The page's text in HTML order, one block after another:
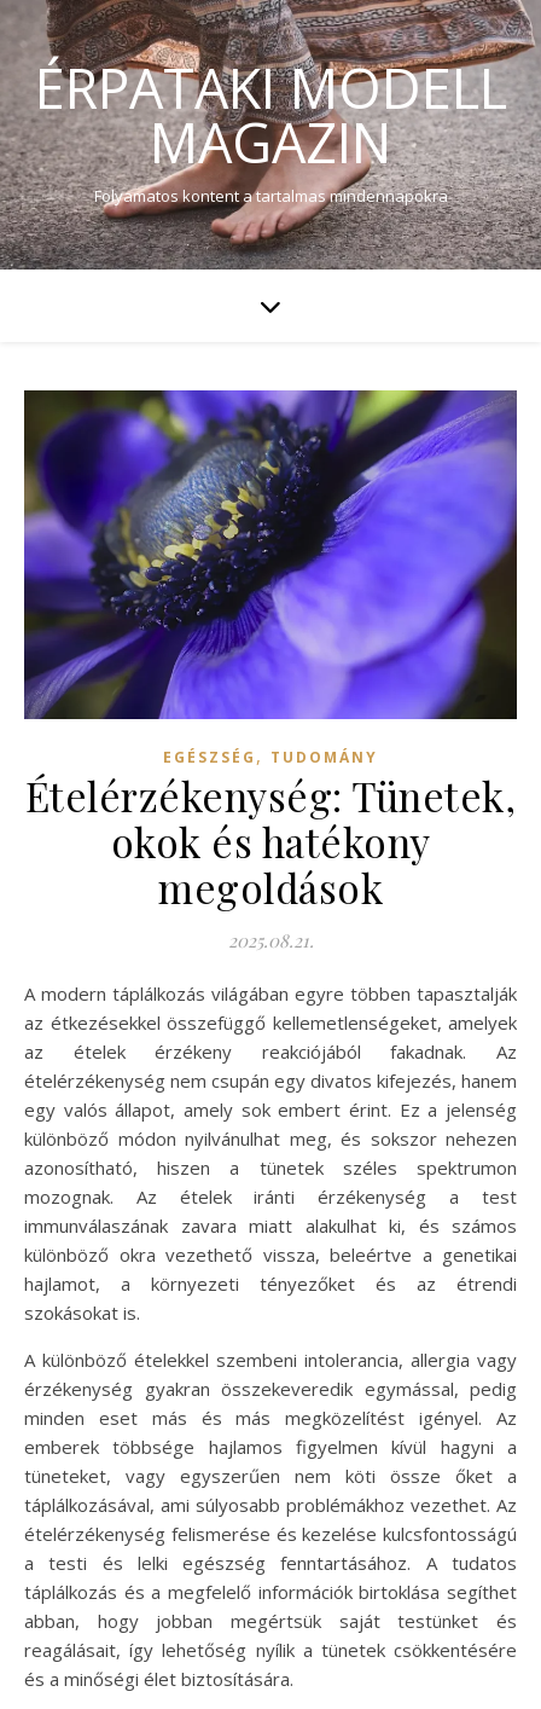
ÉRPATAKI MODELL
MAGAZIN
Folyamatos kontent a tartalmas mindennapokra
EGÉSZSÉG , TUDOMÁNY
Ételérzékenység: Tünetek,
okok és hatékony
megoldások
2025.08.21.
A modern táplálkozás világában egyre többen tapasztalják
az étkezésekkel összefüggő kellemetlenségeket, amelyek
az ételek érzékeny reakciójából fakadnak. Az
ételérzékenység nem csupán egy divatos kifejezés, hanem
egy valós állapot, amely sok embert érint. Ez a jelenség
különböző módon nyilvánulhat meg, és sokszor nehezen
azonosítható, hiszen a tünetek széles spektrumon
mozognak. Az ételek iránti érzékenység a test
immunválaszának zavara miatt alakulhat ki, és számos
különböző okra vezethető vissza, beleértve a genetikai
hajlamot, a környezeti tényezőket és az étrendi
szokásokat is.
A különböző ételekkel szembeni intolerancia, allergia vagy
érzékenység gyakran összekeveredik egymással, pedig
minden eset más és más megközelítést igényel. Az
emberek többsége hajlamos figyelmen kívül hagyni a
tüneteket, vagy egyszerűen nem köti össze őket a
táplálkozásával, ami súlyosabb problémákhoz vezethet. Az
ételérzékenység felismerése és kezelése kulcsfontosságú
a testi és lelki egészség fenntartásához. A tudatos
táplálkozás és a megfelelő információk birtoklása segíthet
abban, hogy jobban megértsük saját testünket és
reagálásait, így lehetőség nyílik a tünetek csökkentésére
és a minőségi élet biztosítására.